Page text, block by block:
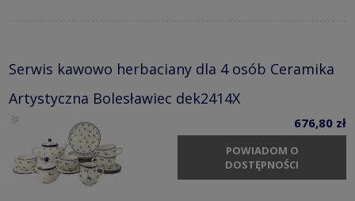
Serwis kawowo herbaciany dla 4 osób Ceramika
Artystyczna Bolesławiec dek2414X
676,80 zł
POWIADOM O
DOSTĘPNOŚCI